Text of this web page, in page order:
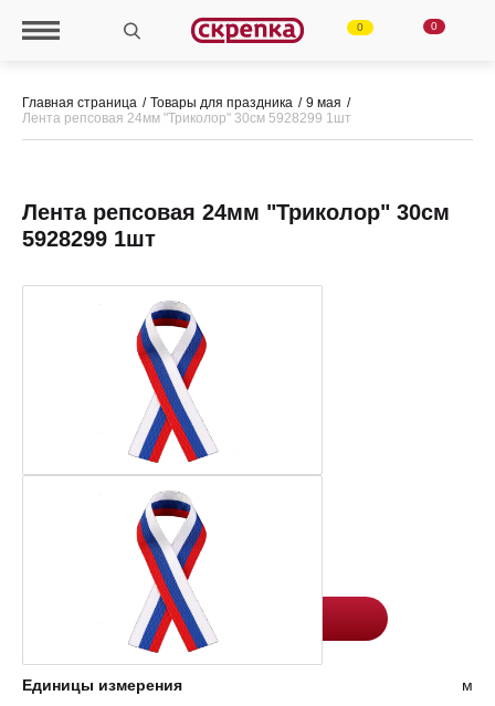
0 0
Главная страница Товары для праздника
9 мая
Лента репсовая 24мм "Триколор" 30см 5928299 1шт
9.1
Добавить в корзину
Лента репсовая 24мм "Триколор" 30см
5928299 1шт
Единицы измерения
м